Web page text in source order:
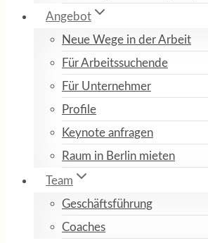
Angebot
Neue Wege in der Arbeit
Für Arbeitssuchende
Für Unternehmer
Profile
Keynote anfragen
Raum in Berlin mieten
Team
Geschäftsführung
Coaches